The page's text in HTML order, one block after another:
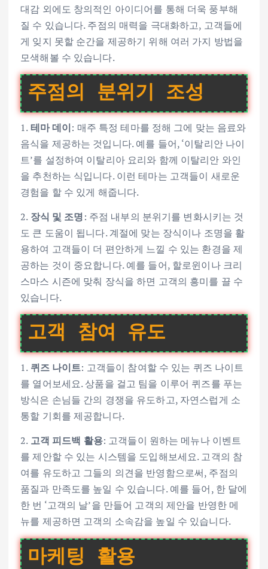
대감 외에도 창의적인 아이디어를 통해 더욱 풍부해
질 수 있습니다. 주점의 매력을 극대화하고, 고객들에
게 잊지 못할 순간을 제공하기 위해 여러 가지 방법을
모색해볼 수 있습니다.
주점의 분위기 조성
1.테마 데이: 매주 특정 테마를 정해 그에 맞는 음료와
음식을 제공하는 것입니다. 예를 들어, ‘이탈리안 나이
트’를 설정하여 이탈리아 요리와 함께 이탈리안 와인
을 추천하는 식입니다. 이런 테마는 고객들이 새로운
경험을 할 수 있게 해줍니다.
2. 장식 및 조명: 주점 내부의 분위기를 변화시키는 것
도 큰 도움이 됩니다. 계절에 맞는 장식이나 조명을 활
용하여 고객들이 더 편안하게 느낄 수 있는 환경을 제
공하는 것이 중요합니다. 예를 들어, 할로윈이나 크리
스마스 시즌에 맞춰 장식을 하면 고객의 흥미를 끌 수
있습니다.
고객 참여 유도
1. 퀴즈 나이트: 고객들이 참여할 수 있는 퀴즈 나이트
를 열어보세요. 상품을 걸고 팀을 이루어 퀴즈를 푸는
방식은 손님들 간의 경쟁을 유도하고, 자연스럽게 소
통할 기회를 제공합니다.
2. 고객 피드백 활용: 고객들이 원하는 메뉴나 이벤트
를 제안할 수 있는 시스템을 도입해보세요. 고객의 참
여를 유도하고 그들의 의견을 반영함으로써, 주점의
품질과 만족도를 높일 수 있습니다. 예를 들어, 한 달에
한 번 ‘고객의 날’을 만들어 고객의 제안을 반영한 메
뉴를 제공하면 고객의 소속감을 높일 수 있습니다.
마케팅 활용